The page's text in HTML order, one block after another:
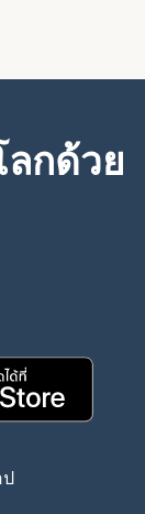
ลกด้วย
ดในหน้าต่างใหม่)
ปิดในหน้าต่างใหม่)